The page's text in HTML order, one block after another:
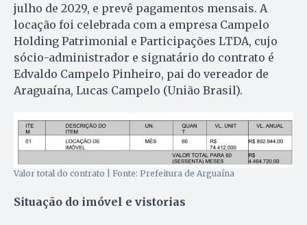
julho de 2029, e prevê pagamentos mensais. A
locação foi celebrada com a empresa Campelo
Holding Patrimonial e Participações LTDA, cujo
sócio-administrador e signatário do contrato é
Edvaldo Campelo Pinheiro, pai do vereador de
Araguaína, Lucas Campelo (União Brasil).
Valor total do contrato | Fonte: Prefeitura de Arguaína
Situação do imóvel e vistorias